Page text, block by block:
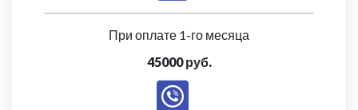
При оплате 1-го месяца
45000 руб.